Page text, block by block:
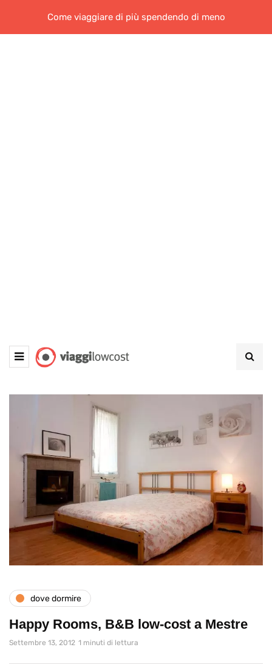
Come viaggiare di più spendendo di meno
dove dormire
Happy Rooms, B&B low-cost a Mestre
Settembre 13, 2012 1 minuti di lettura